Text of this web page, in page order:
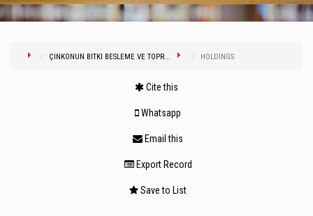
ÇINKONUN BITKI BESLEME VE TOPR... HOLDINGS
Cite this
Whatsapp
Email this
Export Record
Save to List